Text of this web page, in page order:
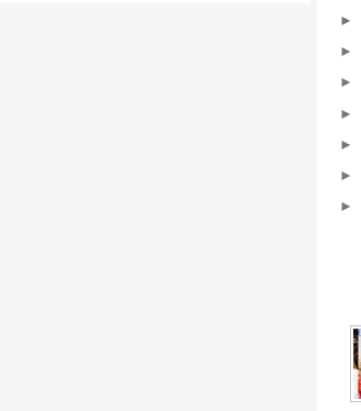
►
►
►
►
►
►
►